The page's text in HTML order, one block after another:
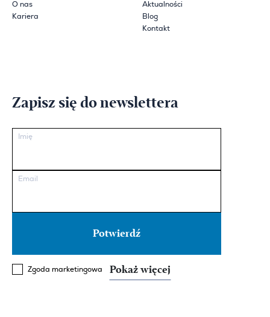
O nas
Kariera
Aktualności
Blog
Kontakt
Zapisz się do newslettera
Imię
Email
Zgoda marketingowa Pokaż więcej